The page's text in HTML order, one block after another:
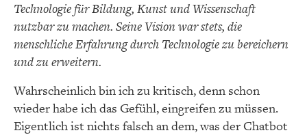
Technologie für Bildung, Kunst und Wissenschaft
nutzbar zu machen. Seine Vision war stets, die
menschliche Erfahrung durch Technologie zu bereichern
und zu erweitern.
Wahrscheinlich bin ich zu kritisch, denn schon
wieder habe ich das Gefühl, eingreifen zu müssen.
Eigentlich ist nichts falsch an dem, was der Chatbot